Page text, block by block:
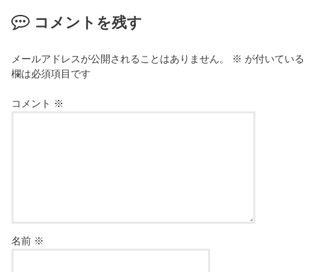
コメントを残す
メールアドレスが公開されることはありません。 ※ が付いている
欄は必須項目です
コメント ※
名前 ※